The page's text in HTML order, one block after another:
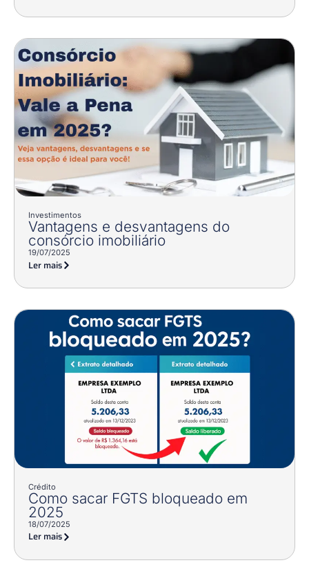
Investimentos
Vantagens e desvantagens do
consórcio imobiliário
19/07/2025
Ler mais
Crédito
Como sacar FGTS bloqueado em
2025
18/07/2025
Ler mais